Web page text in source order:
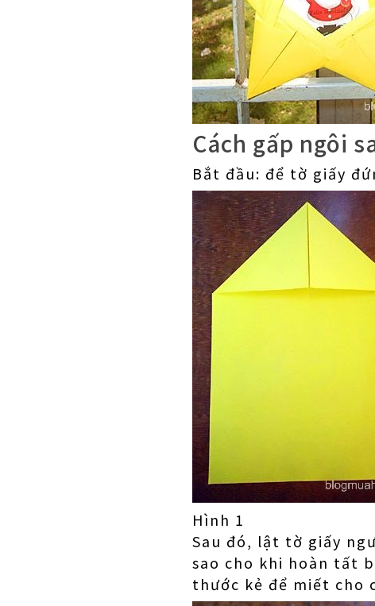
Cách gấp ngôi
Bắt đầu: để tờ giấy
Hình 1
Sau đó, lật tờ giấy
sao cho khi hoàn tất
thước kẻ để miết cho